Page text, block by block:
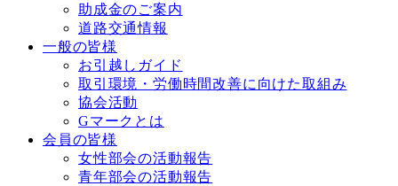
助成金のご案内
道路交通情報
一般の皆様
お引越しガイド
取引環境・労働時間改善に向けた取組み
協会活動
Gマークとは
会員の皆様
女性部会の活動報告
青年部会の活動報告